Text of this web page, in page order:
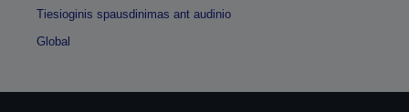
Tiesioginis spausdinimas ant audinio
Global